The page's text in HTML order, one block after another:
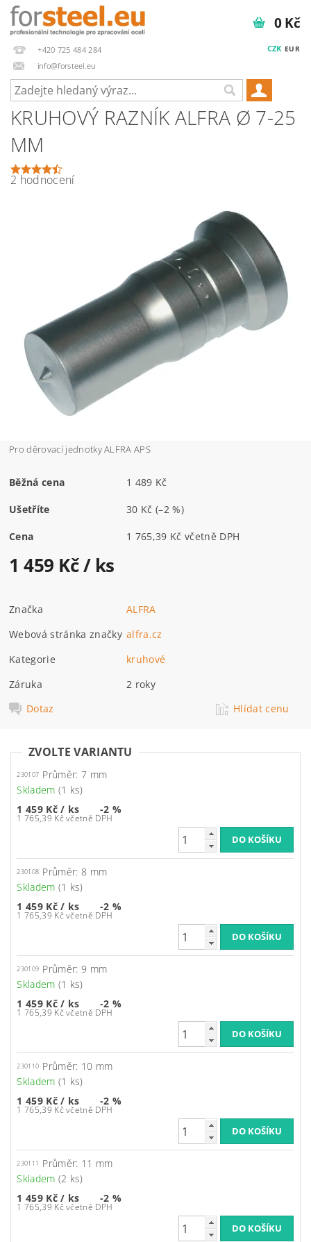
+420 725 484 284
info@forsteel.eu
CZK EUR
0 Kč
KRUHOVÝ RAZNÍK ALFRA Ø 7-25
MM
2 hodnocení
Pro děrovací jednotky ALFRA APS
Běžná cena 1 489 Kč
Ušetříte 30 Kč(–2 %)
Cena 1 765,39 Kč včetně DPH
1 459 Kč/ ks
Značka
ALFRA
Webová stránka značky alfra.cz
Kategorie
kruhové
Záruka
2 roky
Dotaz
Hlídat cenu
ZVOLTE VARIANTU
230107 Průměr: 7 mm
Skladem (1 ks)
1 459 Kč/ ks
1 765,39 Kč včetně DPH
-2 %
230108 Průměr: 8 mm
Skladem (1 ks)
1 459 Kč/ ks
1 765,39 Kč včetně DPH
-2 %
230109 Průměr: 9 mm
Skladem (1 ks)
1 459 Kč/ ks
1 765,39 Kč včetně DPH
-2 %
230110 Průměr: 10 mm
Skladem (1 ks)
1 459 Kč/ ks
1 765,39 Kč včetně DPH
-2 %
230111
Průměr: 11 mm
Skladem (2 ks)
1 459 Kč/ ks
1 765,39 Kč včetně DPH
-2 %